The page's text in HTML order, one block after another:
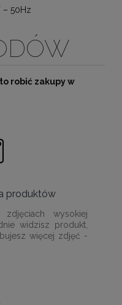
robić zakupy w
produktów
zdjęciach wysokiej
widzisz produkt,
więcej zdjęć -